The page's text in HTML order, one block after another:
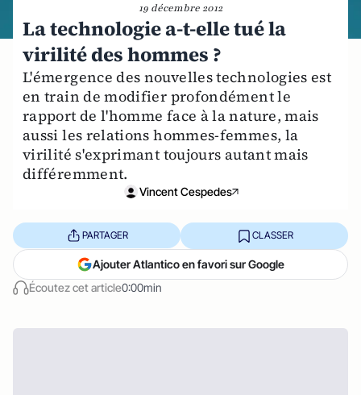
19 décembre 2012
La technologie a-t-elle tué la
virilité des hommes ?
L'émergence des nouvelles technologies est
en train de modifier profondément le
rapport de l'homme face à la nature, mais
aussi les relations hommes-femmes, la
virilité s'exprimant toujours autant mais
différemment.
Vincent Cespedes
Écoutez cet article0:00min
PARTAGER CLASSER
Ajouter Atlantico en favori sur Google